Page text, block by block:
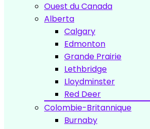
Ouest du Canada
Alberta
Calgary
Edmonton
Grande Prairie
Lethbridge
Lloydminster
Red Deer
Colombie-Britannique
Burnaby